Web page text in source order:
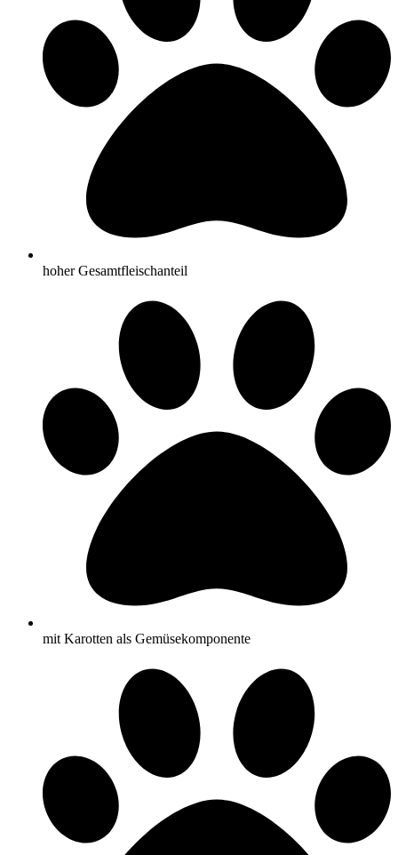
hoher Gesamtfleischanteil
mit Karotten als Gemüsekomponente